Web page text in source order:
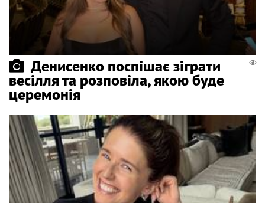
Денисенко поспішає зіграти
весілля та розповіла, якою буде
церемонія